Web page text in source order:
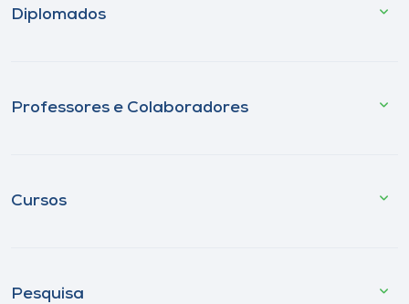
Diplomados
Professores e Colaboradores
Cursos
Pesquisa